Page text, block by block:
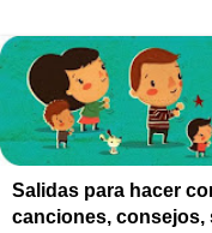
Salidas para hacer
canciones, consejos,